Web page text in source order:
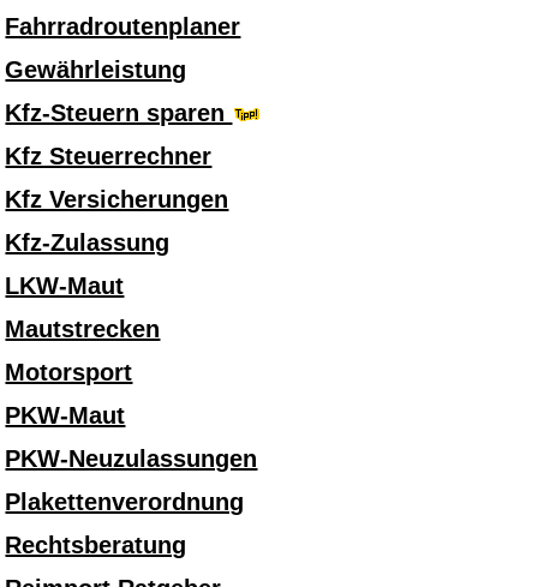
Fahrradroutenplaner
Gewährleistung
Kfz-Steuern sparen
Kfz Steuerrechner
Kfz Versicherungen
Kfz-Zulassung
LKW-Maut
Mautstrecken
Motorsport
PKW-Maut
PKW-Neuzulassungen
Plakettenverordnung
Rechtsberatung